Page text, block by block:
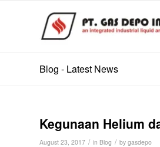
Blog - Latest News
Kegunaan Helium
August 23, 2017 / in Blog / by gasdepo